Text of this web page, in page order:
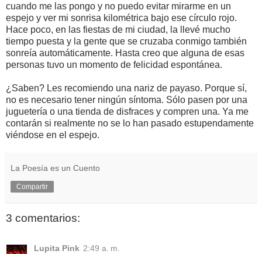
cuando me las pongo y no puedo evitar mirarme en un
espejo y ver mi sonrisa kilométrica bajo ese círculo rojo.
Hace poco, en las fiestas de mi ciudad, la llevé mucho
tiempo puesta y la gente que se cruzaba conmigo también
sonreía automáticamente. Hasta creo que alguna de esas
personas tuvo un momento de felicidad espontánea.
¿Saben? Les recomiendo una nariz de payaso. Porque sí,
no es necesario tener ningún síntoma. Sólo pasen por una
juguetería o una tienda de disfraces y compren una. Ya me
contarán si realmente no se lo han pasado estupendamente
viéndose en el espejo.
La Poesía es un Cuento
Compartir
3 comentarios:
Lupita Pink 2:49 a. m.